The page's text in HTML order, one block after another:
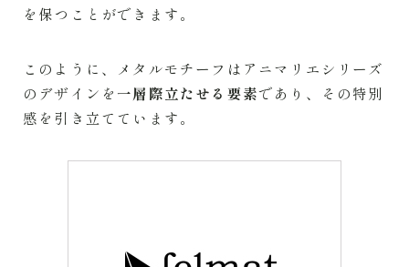
を保つことができます。
このように、メタルモチーフはアニマリエシリーズ
のデザインを 一層際立たせる要素であり、その特別
感を引き立てています。